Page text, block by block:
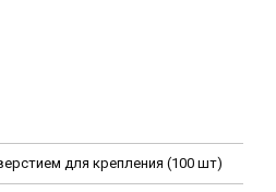
для крепления (100 шт)